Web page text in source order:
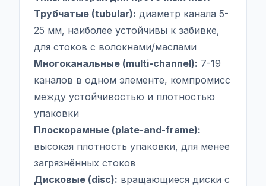
Трубчатые (tubular): диаметр канала 5-
25 мм, наиболее устойчивы к забивке,
для стоков с волокнами/маслами
Многоканальные (multi-channel): 7-19
каналов в одном элементе, компромисс
между устойчивостью и плотностью
упаковки
Плоскорамные (plate-and-frame):
высокая плотность упаковки, для менее
загрязнённых стоков
Дисковые (disc): вращающиеся диски с